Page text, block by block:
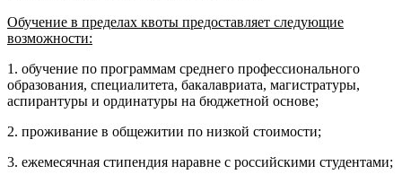
Обучение в пределах квоты предоставляет следующие
возможности:
1. обучение по программам среднего профессионального
образования, специалитета, бакалавриата, магистратуры,
аспирантуры и ординатуры на бюджетной основе;
2. проживание в общежитии по низкой стоимости;
3. ежемесячная стипендия наравне с российскими студентами;